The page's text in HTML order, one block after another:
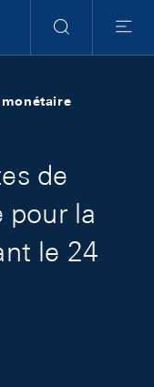
RechercheMenu
de
pour la
le 24